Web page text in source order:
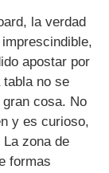
la verdad
apostar por
no se
cosa. No
y es curioso,
zona de
formas